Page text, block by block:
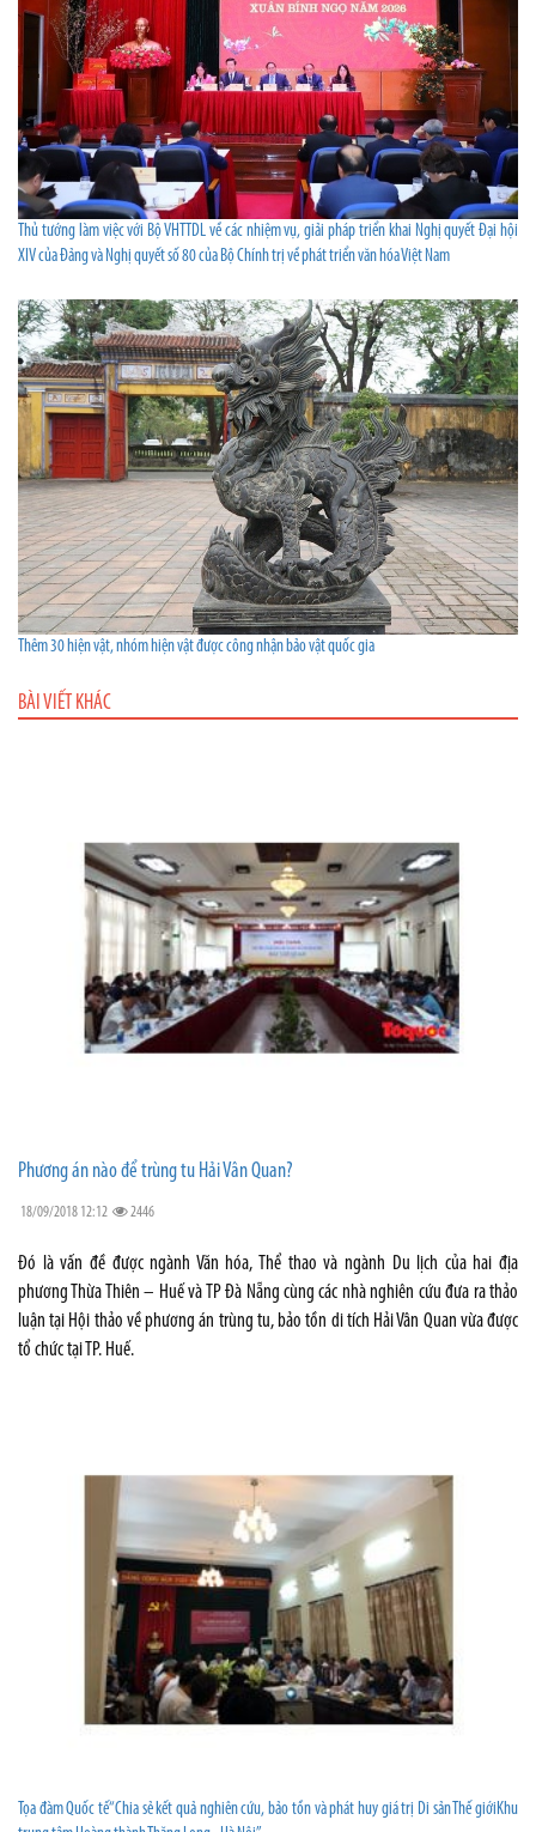
Thủ tướng làm việc với Bộ VHTTDL về các nhiệm vụ, giải pháp triển khai Nghị quyết Đại hội
XIV của Đảng và Nghị quyết số 80 của Bộ Chính trị về phát triển văn hóa Việt Nam
Thêm 30 hiện vật, nhóm hiện vật được công nhận bảo vật quốc gia
BÀI VIẾT KHÁC
Phương án nào để trùng tu Hải Vân Quan?
18/09/2018 12:12 2446
Đó là vấn đề được ngành Văn hóa, Thể thao và ngành Du lịch của hai địa
phương Thừa Thiên – Huế và TP Đà Nẵng cùng các nhà nghiên cứu đưa ra thảo
luận tại Hội thảo về phương án trùng tu, bảo tồn di tích Hải Vân Quan vừa được
tổ chức tại TP. Huế.
Tọa đàm Quốc tế“Chia sẻ kết quả nghiên cứu, bảo tồn và phát huy giá trị Di sản Thế giớiKhu